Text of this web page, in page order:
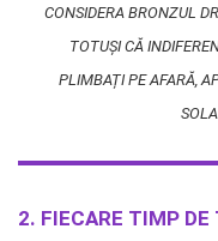
CONSIDERA BRONZUL
TOTUȘI CĂ
PLIMBAȚI PE AFARĂ,
2. FIECARE TIMP DE